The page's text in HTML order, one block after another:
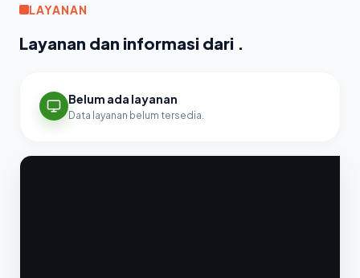
LAYANAN
Layanan dan informasi dari .
Belum ada layanan
Data layanan belum tersedia.